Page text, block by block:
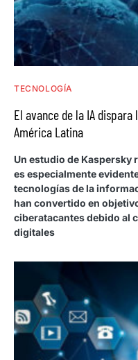
TECNOLOGÍA
El avance de la IA
América Latina
Un estudio de Kaspersky
es especialmente
tecnologías de la
han convertido en
ciberatacantes debido al
digitales